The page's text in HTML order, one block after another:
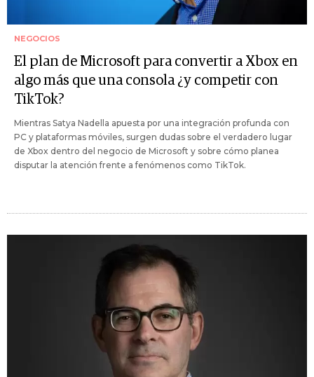
NEGOCIOS
El plan de Microsoft para convertir a Xbox en
algo más que una consola ¿y competir con
TikTok?
Mientras Satya Nadella apuesta por una integración profunda con
PC y plataformas móviles, surgen dudas sobre el verdadero lugar
de Xbox dentro del negocio de Microsoft y sobre cómo planea
disputar la atención frente a fenómenos como TikTok.